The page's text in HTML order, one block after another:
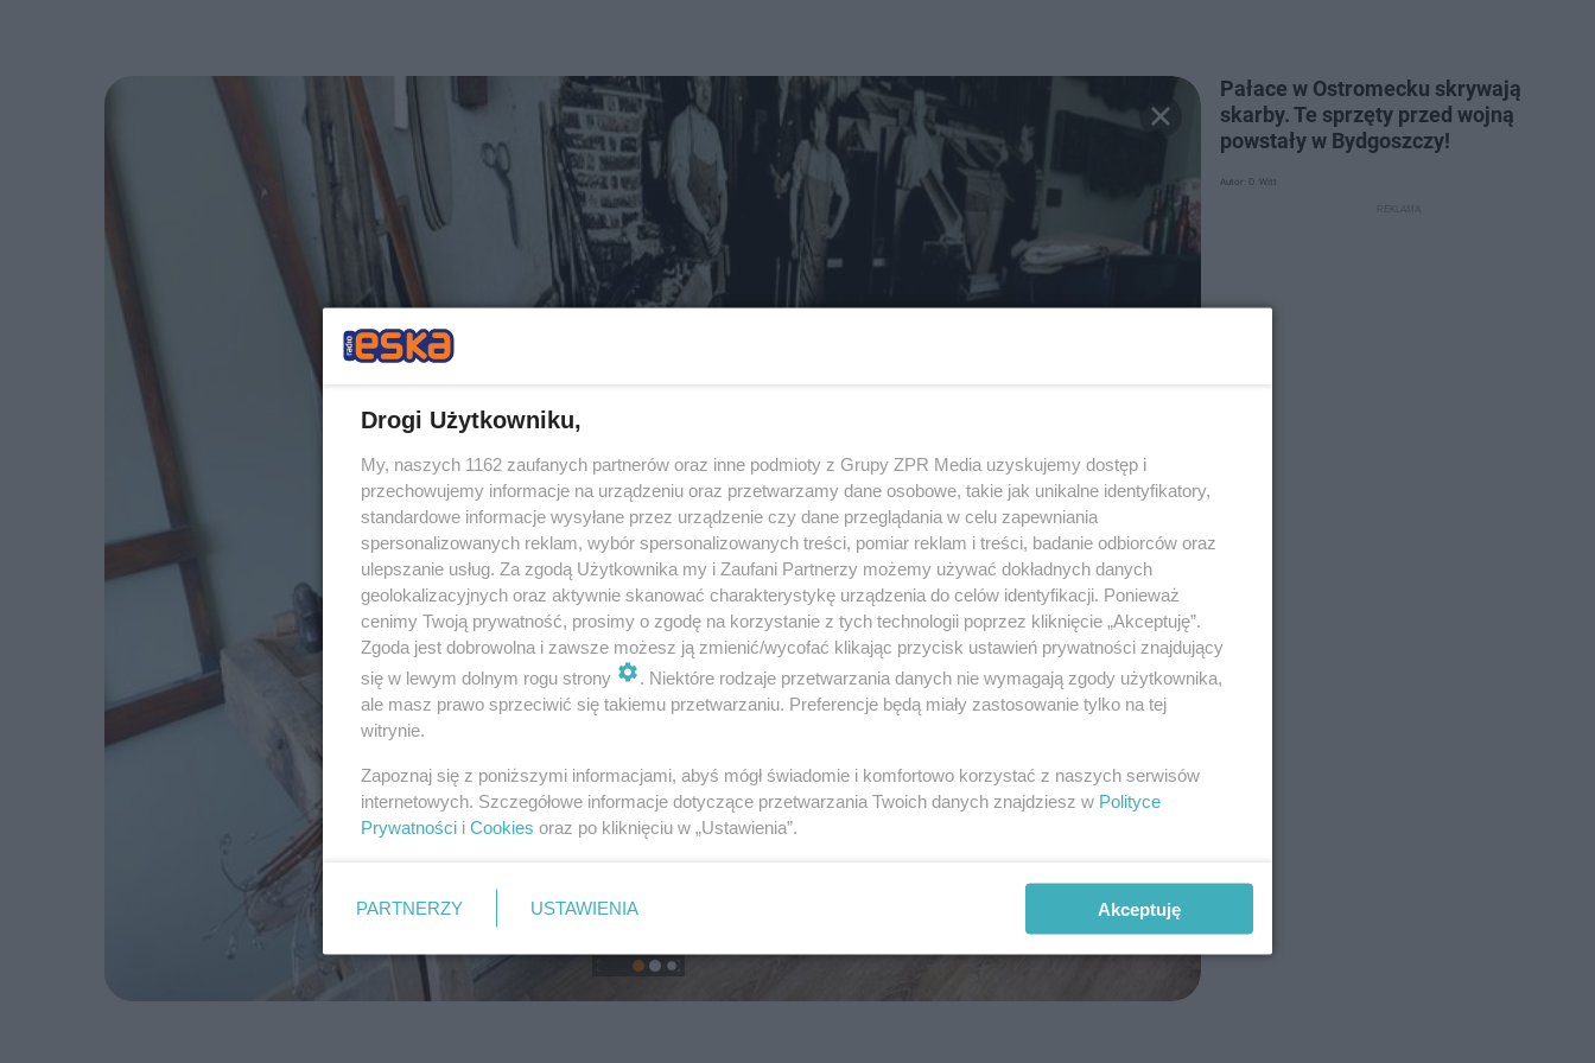
Pałace w Ostromecku skrywają
skarby. Te sprzęty przed wojną
powstały w Bydgoszczy!
Autor: D. Witt
Drogi Użytkowniku,
My, naszych 1162 zaufanych partnerów oraz inne podmioty z Grupy ZPR Media uzyskujemy dostęp i
przechowujemy informacje na urządzeniu oraz przetwarzamy dane osobowe, takie jak unikalne identyfikatory,
standardowe informacje wysyłane przez urządzenie czy dane przeglądania w celu zapewniania
spersonalizowanych reklam, wybór spersonalizowanych treści, pomiar reklam i treści, badanie odbiorców oraz
ulepszanie usług. Za zgodą Użytkownika my i Zaufani Partnerzy możemy używać dokładnych danych
geolokalizacyjnych oraz aktywnie skanować charakterystykę urządzenia do celów identyfikacji. Ponieważ
cenimy Twoją prywatność, prosimy o zgodę na korzystanie z tych technologii poprzez kliknięcie „Akceptuję”.
Zgoda jest dobrowolna i zawsze możesz ją zmienić/wycofać klikając przycisk ustawień prywatności znajdujący
się w lewym dolnym rogu strony
. Niektóre rodzaje przetwarzania danych nie wymagają zgody użytkownika,
ale masz prawo sprzeciwić się takiemu przetwarzaniu. Preferencje będą miały zastosowanie tylko na tej
witrynie.
Zapoznaj się z poniższymi informacjami, abyś mógł świadomie i komfortowo korzystać z naszych serwisów
internetowych. Szczegółowe informacje dotyczące przetwarzania Twoich danych znajdziesz w Polityce
Prywatności i Cookies oraz po kliknięciu w „Ustawienia”.
PARTNERZY USTAWIENIA Akceptuję